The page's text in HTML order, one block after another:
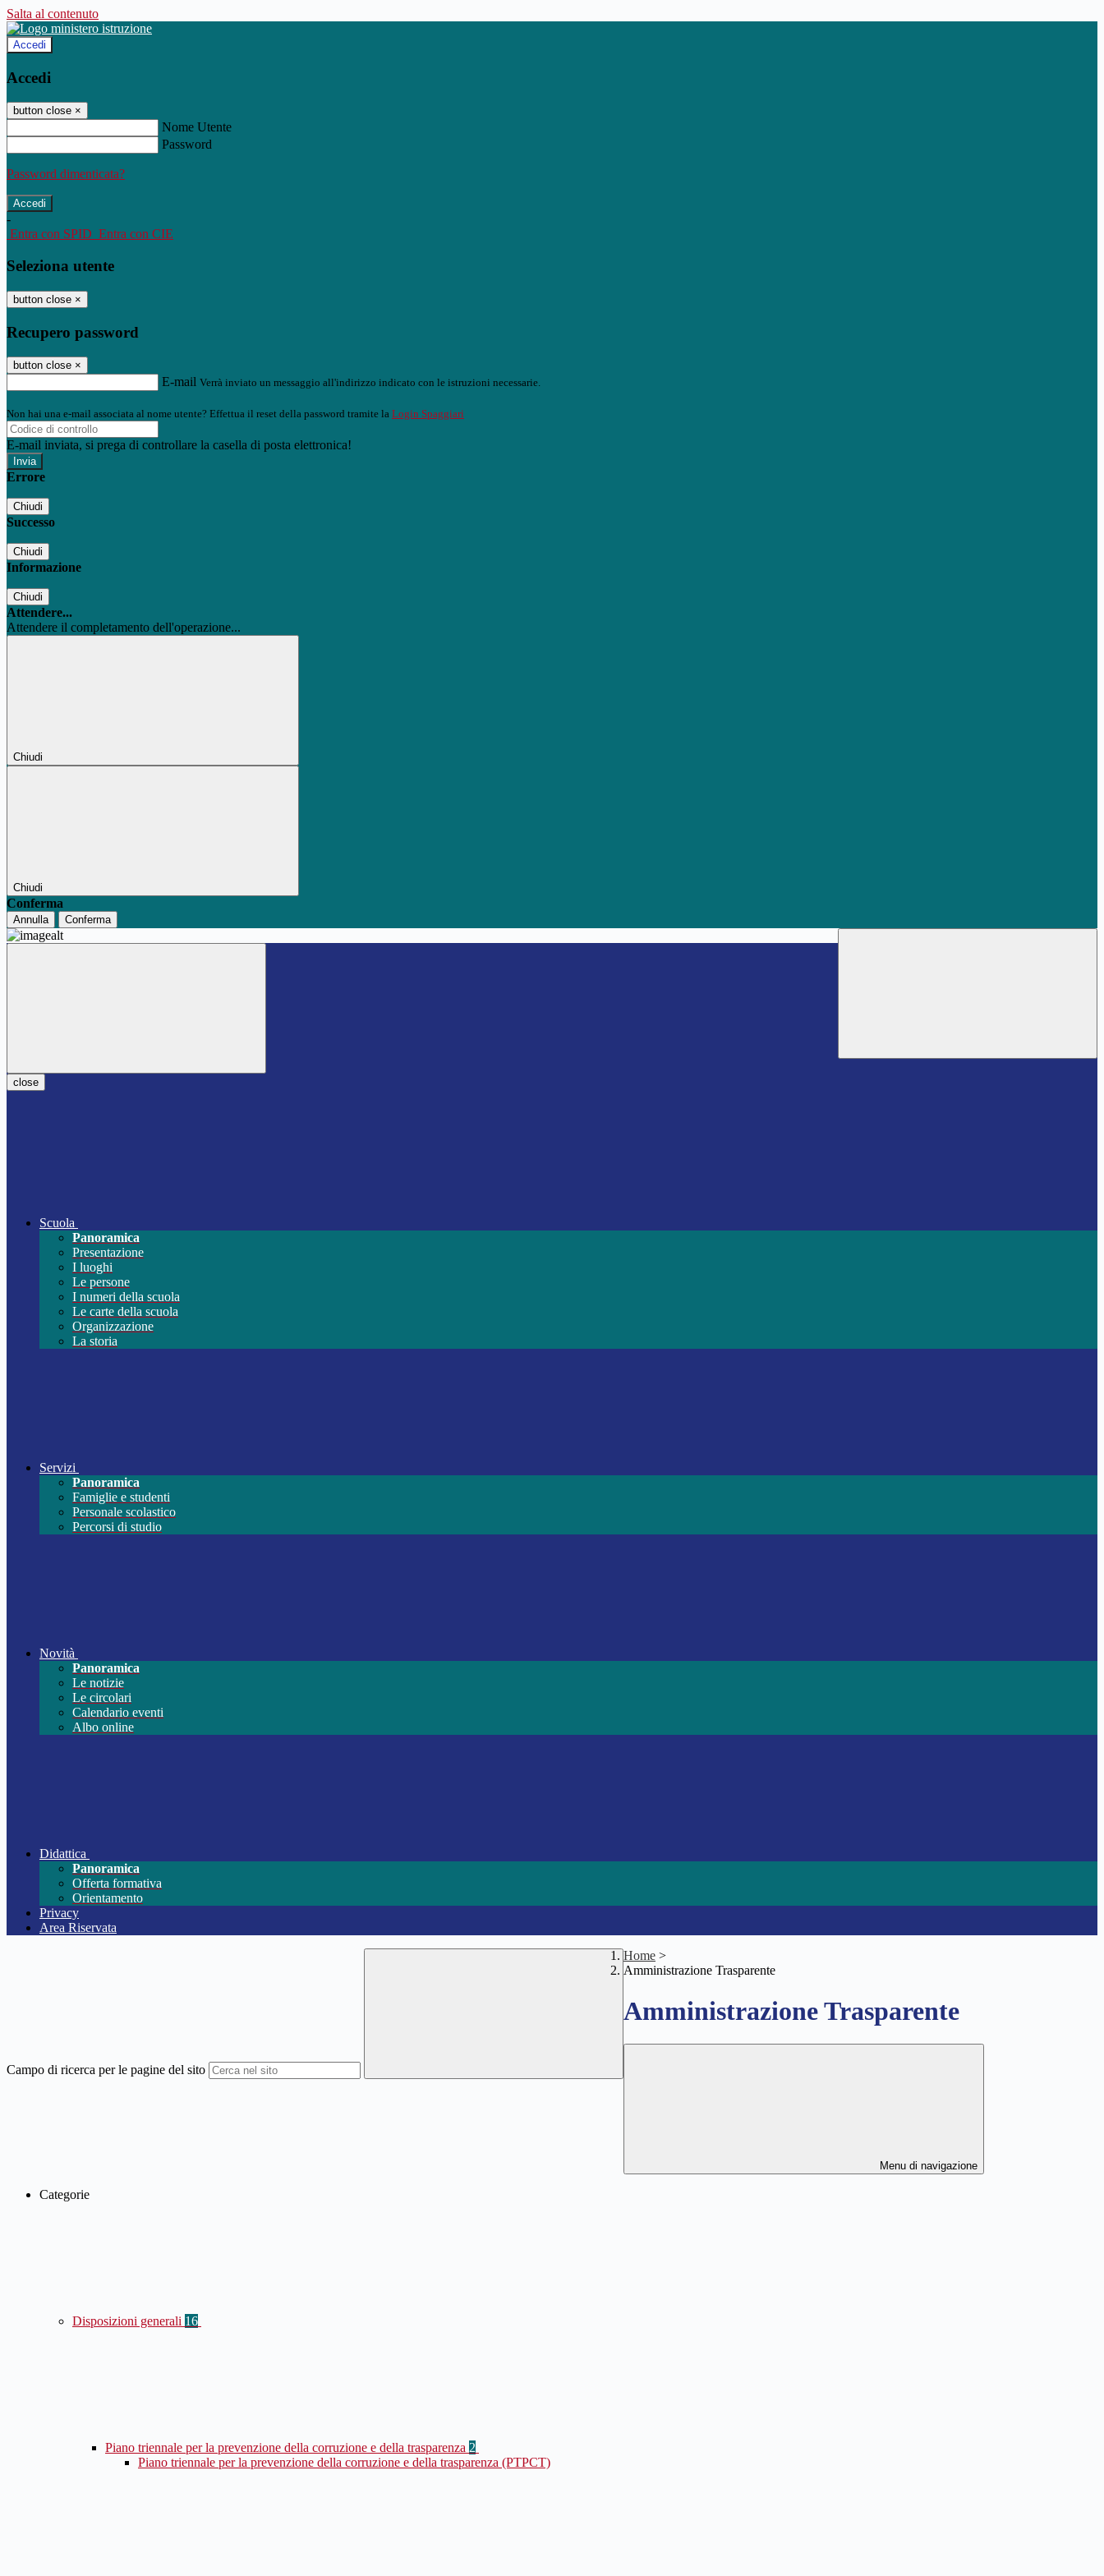
Salta al contenuto
Accedi
Accedi
button close ×
Nome Utente
Password
Password dimenticata?
-
Entra con SPID Entra con CIE
Seleziona utente
button close ×
Recupero password
button close ×
E-mail Verrà inviato un messaggio all'indirizzo indicato con le istruzioni necessarie.
Non hai una e-mail associata al nome utente? Effettua il reset della password tramite la Login Spaggiari
E-mail inviata, si prega di controllare la casella di posta elettronica!
Errore
Chiudi
Successo
Chiudi
Informazione
Chiudi
Attendere...
Attendere il completamento dell'operazione...
Chiudi
Chiudi
Conferma
Annulla Conferma
close
Scuola
Panoramica
Presentazione
I luoghi
Le persone
I numeri della scuola
Le carte della scuola
Organizzazione
La storia
Servizi
Panoramica
Famiglie e studenti
Personale scolastico
Percorsi di studio
Novità
Panoramica
Le notizie
Le circolari
Calendario eventi
Albo online
Didattica
Panoramica
Offerta formativa
Orientamento
Privacy
Area Riservata
Campo di ricerca per le pagine del sito
Home >
Amministrazione Trasparente
Amministrazione Trasparente
Menu di navigazione
Categorie
Disposizioni generali 16
Piano triennale per la prevenzione della corruzione e della trasparenza 2
Piano triennale per la prevenzione della corruzione e della trasparenza (PTPCT)